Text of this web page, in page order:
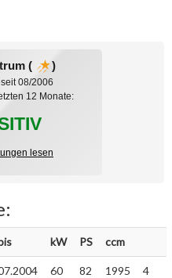
( )
08/2006
12 Monate:
lesen
kW PS ccm
60 82 1995
4